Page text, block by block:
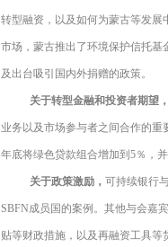
转型融资，以及如何为蒙古等发
市场，蒙古推出了环境保护信托
及出台吸引国内外捐赠的政策。
关于转型金融和投资者期望
业务以及市场参与者之间合作的
年底将绿色贷款组合增加到 5％，
关于政策激励，可持续银行
SBFN成员国的案例。其他与会嘉
贴等财政措施，以及再融资工具